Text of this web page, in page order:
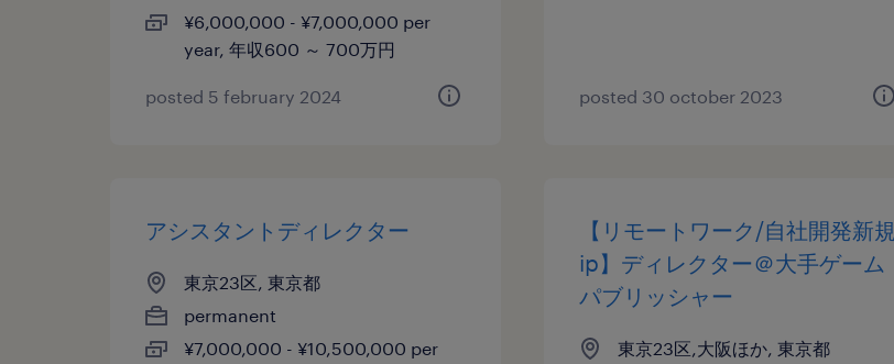
¥6,000,000 - ¥7,000,000 per
year, 年収600 ～ 700万円
posted 5 february 2024 posted 30 october 2023
アシスタントディレクター
東京23区, 東京都
permanent
¥7,000,000 - ¥10,500,000 per
【リモートワーク/自社開発新規
ip】ディレクター＠大手ゲーム
パブリッシャー
東京23区,大阪ほか, 東京都